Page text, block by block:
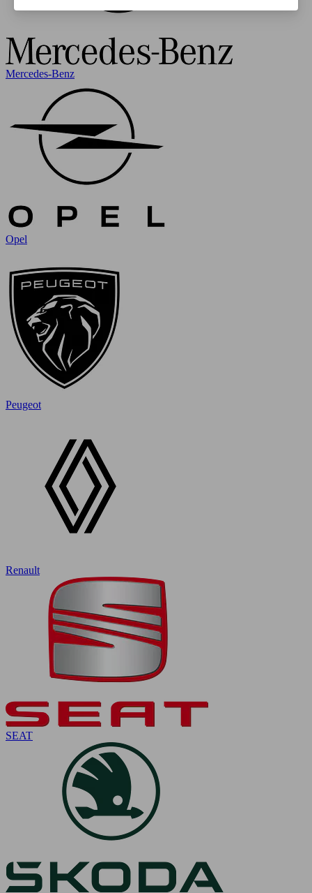
Mercedes-Benz
Opel
Peugeot
Renault
SEAT